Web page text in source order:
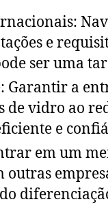
e
ser uma
Garantir a
de vidro ao
e
em um